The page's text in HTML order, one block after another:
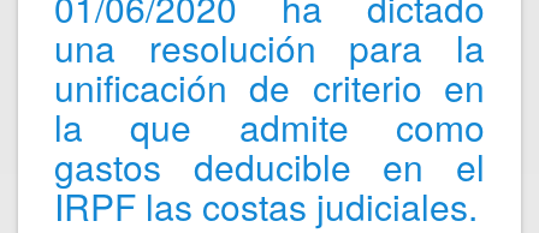
una resolución para la
unificación de criterio en
la que admite como
gastos deducible en el
IRPF las costas judiciales.